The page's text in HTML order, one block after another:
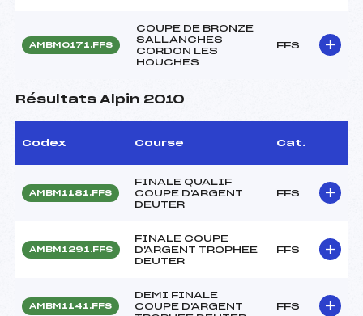
AMBM0171.FFS
COUPE DE BRONZE
SALLANCHES
CORDON LES
HOUCHES
FFS
Résultats Alpin 2010
Codex Course Cat.
AMBM1181.FFS
FINALE QUALIF
COUPE D'ARGENT
DEUTER
FFS
AMBM1291.FFS
FINALE COUPE
D'ARGENT TROPHEE
DEUTER
FFS
AMBM1141.FFS
DEMI FINALE
COUPE D'ARGENT
FFS